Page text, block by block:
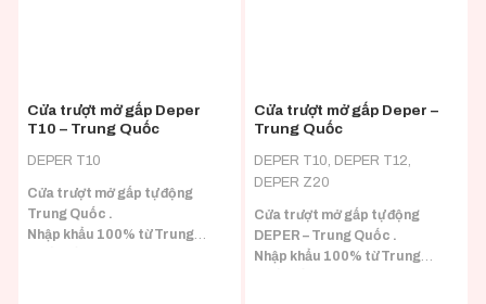
Cửa trượt mở gấp Deper
T10 – Trung Quốc
DEPER T10
Cửa trượt mở gấp tự động
Trung Quốc .
Nhập khẩu 100% từ Trung
Cửa trượt mở gấp Deper –
Trung Quốc
DEPER T10, DEPER T12,
DEPER Z20
Cửa trượt mở gấp tự động
DEPER – Trung Quốc .
Nhập khẩu 100% từ Trung